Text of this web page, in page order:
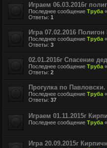
Играем 06.03.2016г
Последнее сообщение Труба «
Ответы: 1
Игра 07.02.2016
Последнее сообщение Труба «
Ответы: 3
02.01.2016г Спасение
Последнее сообщение Труба «
Ответы: 2
Прогулка по Павловски.
Последнее сообщение Труба «
Ответы: 37
Играем 01.11.2015г
Последнее сообщение Труба «
Игра 20.09.2015г